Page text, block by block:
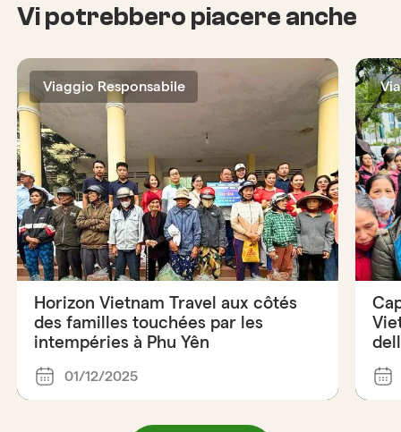
Vi potrebbero piacere anche
Viaggio Responsabile
Horizon Vietnam Travel aux côtés
des familles touchées par les
intempéries à Phu Yên
01/12/2025